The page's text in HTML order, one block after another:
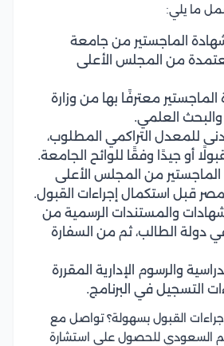
ما يلي:
الماجستير من جامعة
من المجلس الأعلى
معترفًا بها من وزارة
والبحث العلمي.
للمعدل التراكمي المطلوب،
أو جيدًا وفقًا للوائح الجامعة.
من المجلس الأعلى
قبل استكمال إجراءات القبول.
والمستندات الرسمية من
في دولة الطالب، ثم من السفارة
والرسوم الإدارية المقررة
التسجيل في البرنامج.
القبول بسهولة؟ تواصل مع
السعودي للحصول على استشارة